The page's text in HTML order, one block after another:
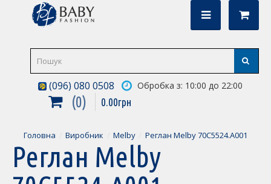
(096) 080 0508 Обробка з: 10:00 до 22:00
0 0.00грн
Головна Виробник Melby Реглан Melby 70C5524.A001
Реглан Melby